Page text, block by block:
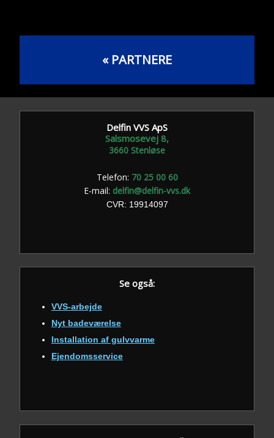
«​ PARTNERE
Delfin VVS ApS
Salsmosevej 8,
​3660 Stenløse
Telefon: 70 25 00 60
E-mail: delfin@delfin-vvs.dk
​CVR: 19914097
Se også:
VVS-arbejde
Nyt badeværelse
Installation af gulvvarme
Ejendomsservice